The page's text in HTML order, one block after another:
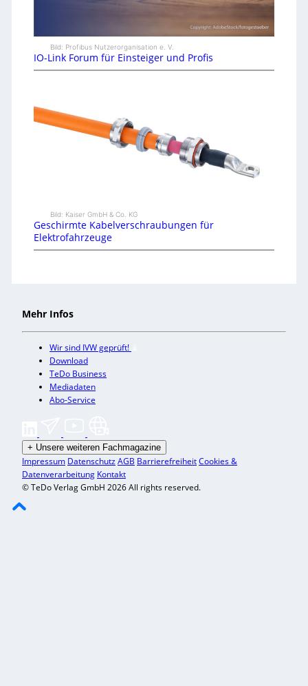
Bild: Profibus Nutzerorganisation e. V.
IO-Link Forum für Einsteiger und Profis
Bild: Kaiser GmbH & Co. KG
Geschirmte Kabelverschraubungen für
Elektrofahrzeuge
Mehr Infos
Wir sind IVW geprüft!
Download
TeDo Business
Mediadaten
Abo-Service
+ Unsere weiteren Fachmagazine
Impressum DatenschutzAGB BarrierefreiheitCookies &
Datenverarbeitung Kontakt
© TeDo Verlag GmbH 2026 All rights reserved.